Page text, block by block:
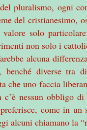
pluralismo, ogni
del cristianesimo,
solo
non solo i
alcuna
benché diverse
che uno faccia
c’è nessun obbligo
come in
alcuni chiamano la